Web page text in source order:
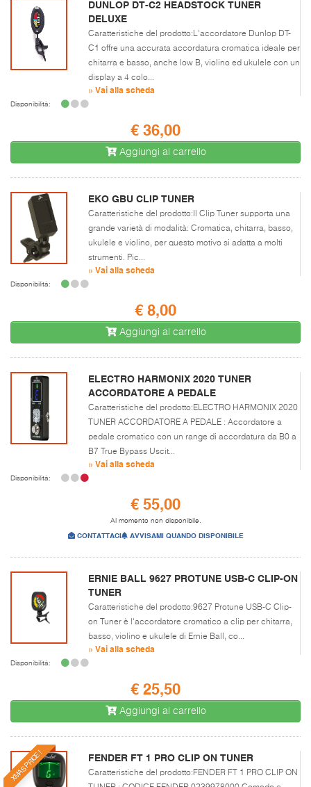
DUNLOP DT-C2 HEADSTOCK TUNER
DELUXE
Caratteristiche del prodotto:L'accordatore Dunlop DT-
C1 offre una accurata accordatura cromatica ideale per
chitarra e basso, anche low B, violino ed ukulele con un
display a 4 colo...
» Vai alla scheda
Disponibilità:
€ 36,00
Aggiungi al carrello
EKO GBU CLIP TUNER
Caratteristiche del prodotto:Il Clip Tuner supporta una
grande varietà di modalità: Cromatica, chitarra, basso,
ukulele e violino, per questo motivo si adatta a molti
strumenti. Pic...
» Vai alla scheda
Disponibilità:
€ 8,00
Aggiungi al carrello
ELECTRO HARMONIX 2020 TUNER
ACCORDATORE A PEDALE
Caratteristiche del prodotto:ELECTRO HARMONIX 2020
TUNER ACCORDATORE A PEDALE : Accordatore a
pedale cromatico con un range di accordatura da B0 a
B7 True Bypass Uscit...
» Vai alla scheda
Disponibilità:
€ 55,00
Al momento non disponibile.
CONTATTACI AVVISAMI QUANDO DISPONIBILE
ERNIE BALL 9627 PROTUNE USB-C CLIP-ON
TUNER
Caratteristiche del prodotto:9627 Protune USB-C Clip-
on Tuner è l'accordatore cromatico a clip per chitarra,
basso, violino e ukulele di Ernie Ball, co...
» Vai alla scheda
Disponibilità:
€ 25,50
Aggiungi al carrello
XMAS PRICE ! FENDER FT 1 PRO CLIP ON TUNER
Caratteristiche del prodotto:FENDER FT 1 PRO CLIP ON